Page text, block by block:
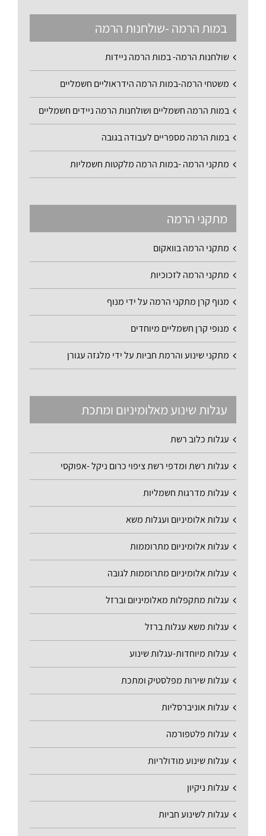
במות הרמה -שולחנות הרמה
שולחנות הרמה- במות הרמה ניידות
משטחי הרמה-במות הרמה הידראוליים חשמליים
במות הרמה חשמליים ושולחנות הרמה ניידים חשמליים
במות הרמה מספריים לעבודה בגובה
מתקני הרמה -במות הרמה מלקטות חשמליות
מתקני הרמה
מתקני הרמה בוואקום
מתקני הרמה לזכוכיות
מנוף קרן מתקני הרמה על ידי מנוף
מנופי קרן חשמליים מיוחדים
מתקני שינוע והרמת חביות על ידי מלגזה עגורן
עגלות שינוע מאלומיניום ומתכת
עגלות כלוב רשת
עגלות רשת ומדפי רשת ציפוי כרום ניקל -אפוקסי
עגלות מדרגות חשמליות
עגלות אלומיניום ועגלות משא
עגלות אלומיניום מתרוממות
עגלות אלומיניום מתרוממות לגובה
עגלות מתקפלות מאלומיניום וברזל
עגלות משא עגלות ברזל
עגלות מיוחדות-עגלות שינוע
עגלות שירות מפלסטיק ומתכת
עגלות אוניברסליות
עגלות פלטפורמה
עגלות שינוע מודולריות
עגלות ניקיון
עגלות לשינוע חביות